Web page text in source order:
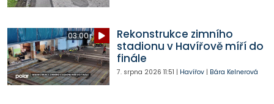
03:00
Rekonstrukce zimního
stadionu v Havířově míří do
finále
7. srpna 2026 11:51 | Havířov| Bára Kelnerová